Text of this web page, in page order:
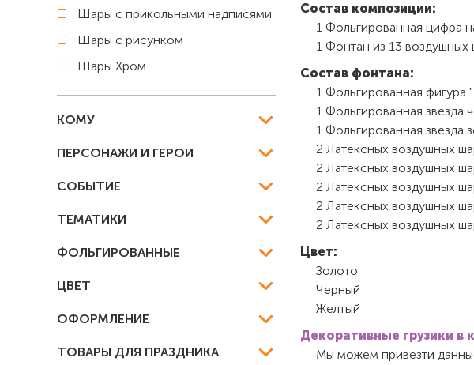
Шары с прикольными надписями
Шары с рисунком
Шары Хром
КОМУ
ПЕРСОНАЖИ И ГЕРОИ
СОБЫТИЕ
ТЕМАТИКИ
ФОЛЬГИРОВАННЫЕ
ЦВЕТ
ОФОРМЛЕНИЕ
ТОВАРЫ ДЛЯ ПРАЗДНИКА
Состав композиции:
1 Фольгированная цифра
1 Фонтан из 13 воздушных
Состав фонтана:
1 Фольгированная
1 Фольгированная звезда
1 Фольгированная звезда
2 Латексных воздушных
2 Латексных воздушных
2 Латексных воздушных
2 Латексных воздушных
2 Латексных воздушных
Цвет:
Золото
Черный
Желтый
Декоративные грузики в
Мы можем привезти